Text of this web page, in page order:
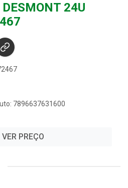
24U
7896637631600
VER PREÇO